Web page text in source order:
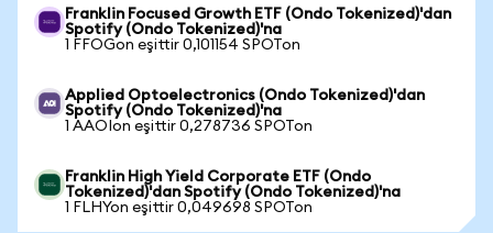
Franklin Focused Growth ETF (Ondo Tokenized)'dan
Spotify (Ondo Tokenized)'na
1 FFOGon eşittir 0,101154 SPOTon
Applied Optoelectronics (Ondo Tokenized)'dan
Spotify (Ondo Tokenized)'na
1 AAOIon eşittir 0,278736 SPOTon
Franklin High Yield Corporate ETF (Ondo
Tokenized)'dan Spotify (Ondo Tokenized)'na
1 FLHYon eşittir 0,049698 SPOTon